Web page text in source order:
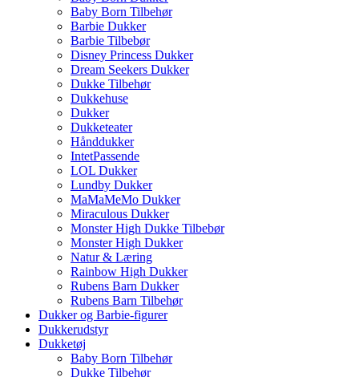
Baby Born Tilbehør
Barbie Dukker
Barbie Tilbebør
Disney Princess Dukker
Dream Seekers Dukker
Dukke Tilbehør
Dukkehuse
Dukker
Dukketeater
Hånddukker
IntetPassende
LOL Dukker
Lundby Dukker
MaMaMeMo Dukker
Miraculous Dukker
Monster High Dukke Tilbebør
Monster High Dukker
Natur & Læring
Rainbow High Dukker
Rubens Barn Dukker
Rubens Barn Tilbehør
Dukker og Barbie-figurer
Dukkerudstyr
Dukketøj
Baby Born Tilbehør
Dukke Tilbehør